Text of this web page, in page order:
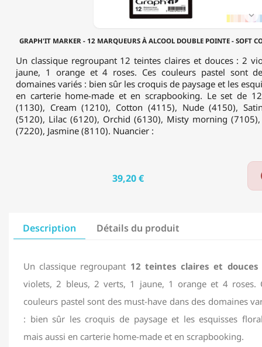
COULEURS
PASTEL
GRAPH'IT MARKER - 12 MARQUEURS À ALCOOL DOUBLE POINTE - SOFT

Un classique regroupant 12 teintes claires et douces : 2
jaune, 1 orange et 4 roses. Ces couleurs pastel sont
domaines variés : bien sûr les croquis de paysage et les
en carterie home-made et en scrapbooking. Le set de
(1130), Cream (1210), Cotton (4115), Nude (4150),
(5120), Lilac (6120), Orchid (6130), Misty morning
(7220), Jasmine (8110). Nuancier :
39,20 €
Description Détails du produit
Un classique regroupant 12 teintes claires et douces
violets, 2 bleus, 2 verts, 1 jaune, 1 orange et 4 roses.
couleurs pastel sont des must-have dans des domaines
: bien sûr les croquis de paysage et les esquisses
mais aussi en carterie home-made et en scrapbooking.